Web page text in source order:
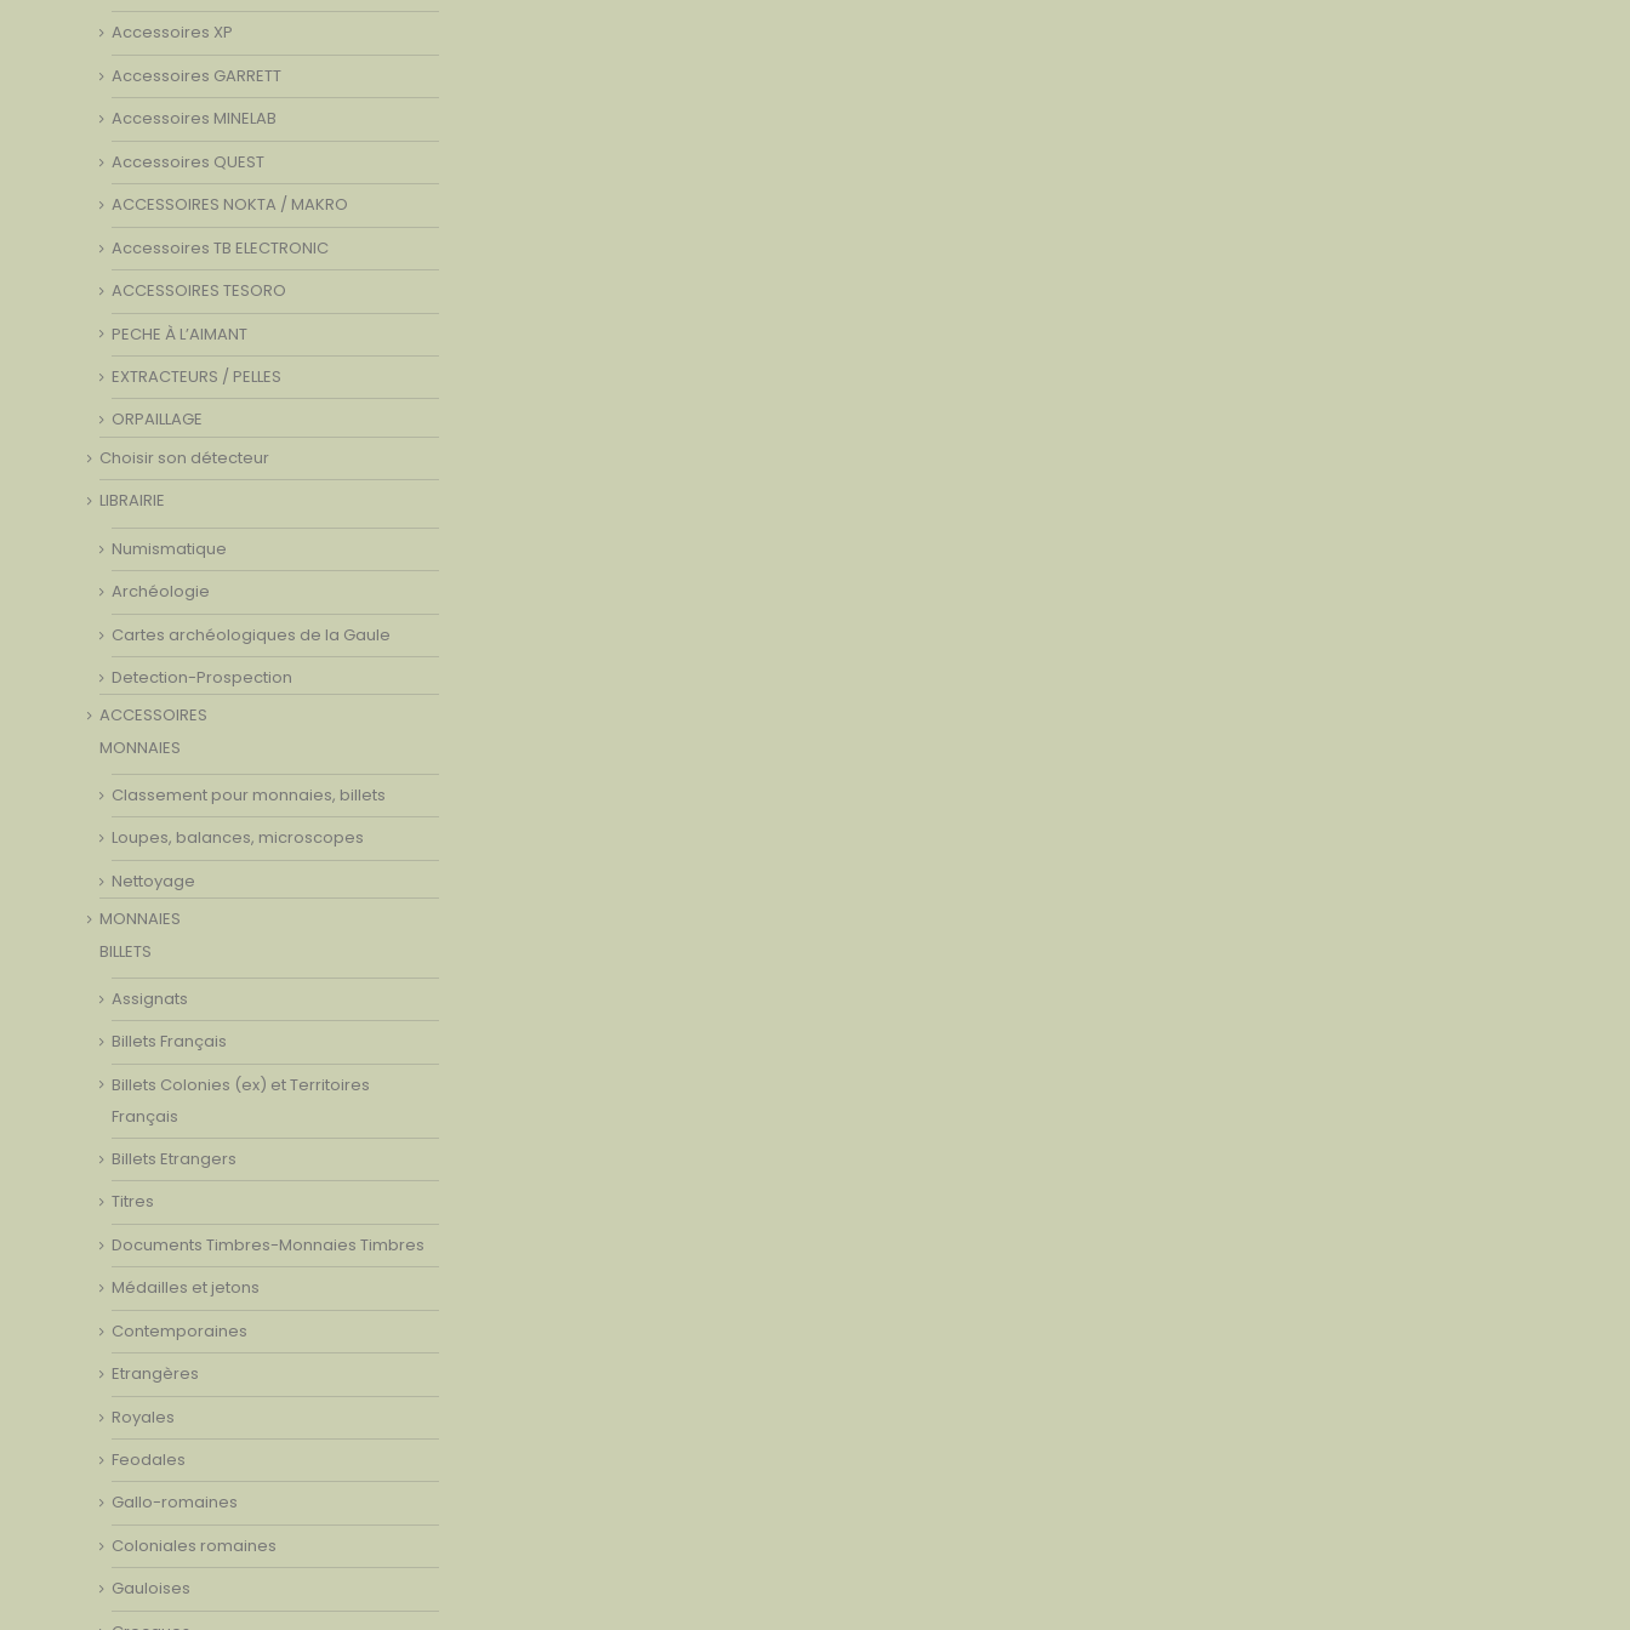
Accessoires XP
Accessoires GARRETT
Accessoires MINELAB
Accessoires QUEST
ACCESSOIRES NOKTA / MAKRO
Accessoires TB ELECTRONIC
ACCESSOIRES TESORO
PECHE À L’AIMANT
EXTRACTEURS / PELLES
ORPAILLAGE
Choisir son détecteur
LIBRAIRIE
Numismatique
Archéologie
Cartes archéologiques de la Gaule
Detection-Prospection
ACCESSOIRES
MONNAIES
Classement pour monnaies, billets
Loupes, balances, microscopes
Nettoyage
MONNAIES
BILLETS
Assignats
Billets Français
Billets Colonies (ex) et Territoires
Français
Billets Etrangers
Titres
Documents Timbres-Monnaies Timbres
Médailles et jetons
Contemporaines
Etrangères
Royales
Feodales
Gallo-romaines
Coloniales romaines
Gauloises